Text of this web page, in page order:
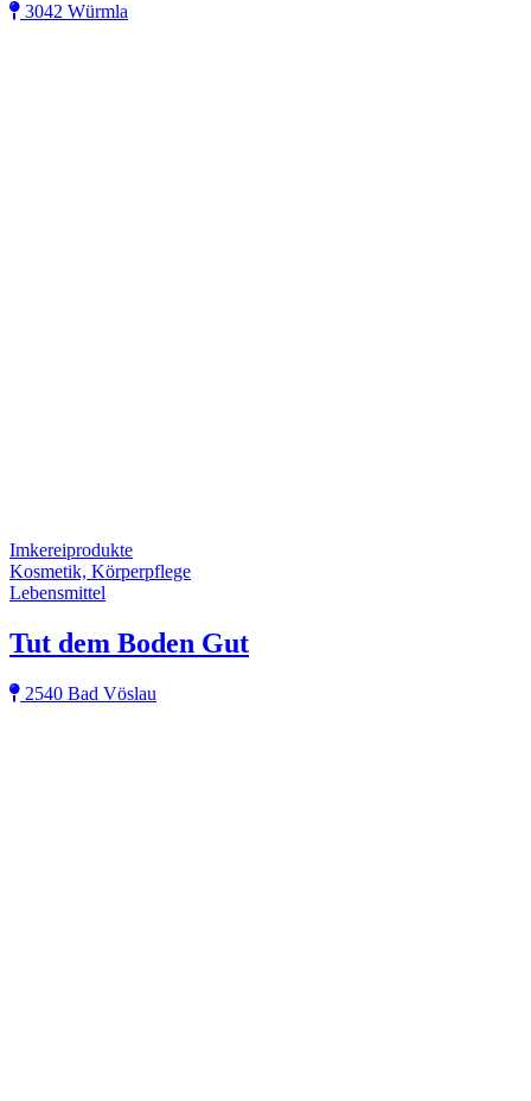
3042 Würmla
Imkereiprodukte
Kosmetik, Körperpflege
Lebensmittel
Tut dem Boden Gut
2540 Bad Vöslau